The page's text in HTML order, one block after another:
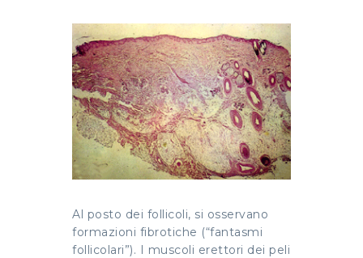
Al posto dei follicoli, si osservano
formazioni fibrotiche (“fantasmi
follicolari”). I muscoli erettori dei peli